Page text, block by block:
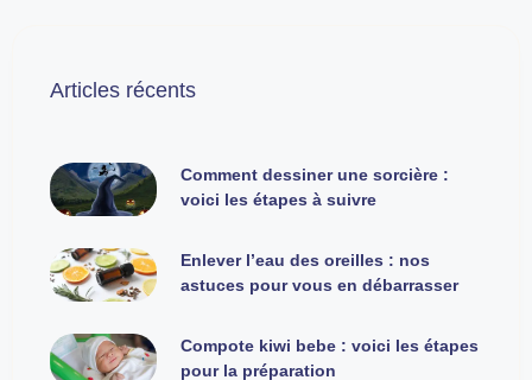
Articles récents
Comment dessiner une sorcière :
voici les étapes à suivre
Enlever l’eau des oreilles : nos
astuces pour vous en débarrasser
Compote kiwi bebe : voici les étapes
pour la préparation